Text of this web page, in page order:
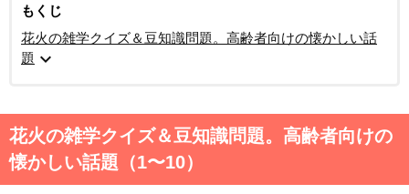
もくじ
花火の雑学クイズ＆豆知識問題。高齢者向けの懐かしい話
題 expand_more
花火の雑学クイズ＆豆知識問題。高齢者向けの
懐かしい話題（1〜10）